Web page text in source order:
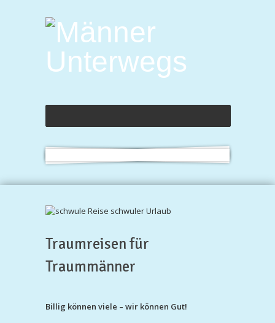
Traumreisen für
Traummänner
Billig können viele – wir können Gut!